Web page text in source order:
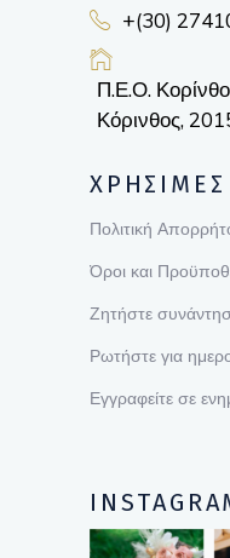
+(30)
Π.Ε.Ο.
Κόρινθος,
Πολιτική
Όροι και
Ζητήστε
Ρωτήστε για
Εγγραφείτε σε